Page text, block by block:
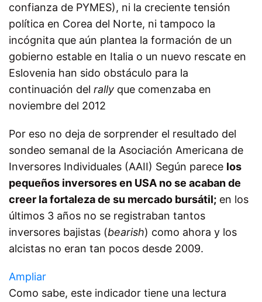
confianza de PYMES), ni la creciente tensión
política en Corea del Norte, ni tampoco la
incógnita que aún plantea la formación de un
gobierno estable en Italia o un nuevo rescate en
Eslovenia han sido obstáculo para la
continuación del rally que comenzaba en
noviembre del 2012
Por eso no deja de sorprender el resultado del
sondeo semanal de la Asociación Americana de
Inversores Individuales (AAII) Según parece los
pequeños inversores en USA no se acaban de
creer la fortaleza de su mercado bursátil; en los
últimos 3 años no se registraban tantos
inversores bajistas (bearish) como ahora y los
alcistas no eran tan pocos desde 2009.
Ampliar
Como sabe, este indicador tiene una lectura